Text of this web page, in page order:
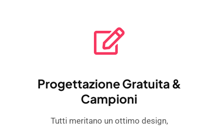
Progettazione Gratuita &
Campioni
Tutti meritano un ottimo design,